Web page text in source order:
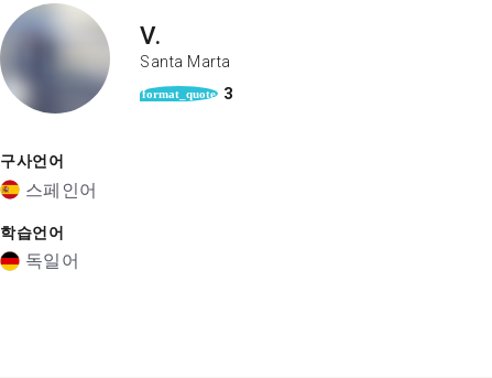
V.
Santa Marta
format_quote 3
구사언어
스페인어
학습언어
독일어